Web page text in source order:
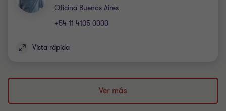
Oficina Buenos Aires
Oficina
+54 11 4105 0000
Vista rápida
Ver más